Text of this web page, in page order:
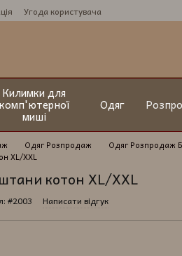
Угода користувача
Килимки для
комп'ютерної
миші
Одяг
Одяг Розпродаж
Одяг Розпродаж
XL/XXL
котон XL/XXL
#2003 Написати відгук